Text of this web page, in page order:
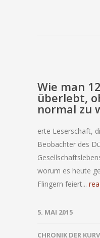
Wie man
überlebt,
normal zu
erte Leserschaft,
Beobachter des
worum es heute
Flingern feiert...
5. MAI 2015
CHRONIK DER